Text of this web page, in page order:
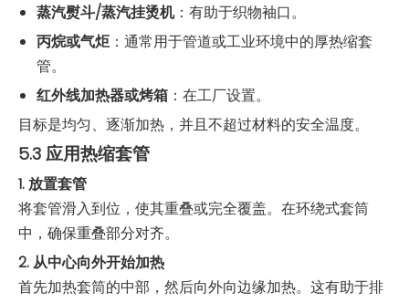
蒸汽熨斗/蒸汽挂烫机：有助于织物袖口。
丙烷或气炬 ：通常用于管道或工业环境中的厚热缩套
管。
红外线加热器或烤箱 ：在工厂设置。
目标是均匀、逐渐加热，并且不超过材料的安全温度。
5.3 应用热缩套管
1. 放置套管
将套管滑入到位，使其重叠或完全覆盖。在环绕式套筒
中，确保重叠部分对齐。
2. 从中心向外开始加热
首先加热套筒的中部，然后向外向边缘加热。这有助于排